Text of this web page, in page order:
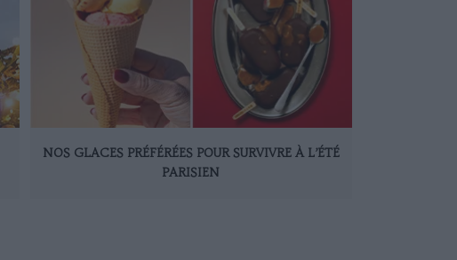
NOS GLACES PRÉFÉRÉES POUR SURVIVRE À L’ÉTÉ
PARISIEN